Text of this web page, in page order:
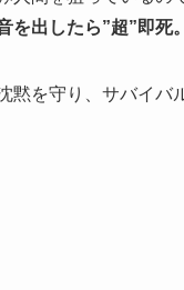
を出したら”超”即死。
黙を守り、サバイバ